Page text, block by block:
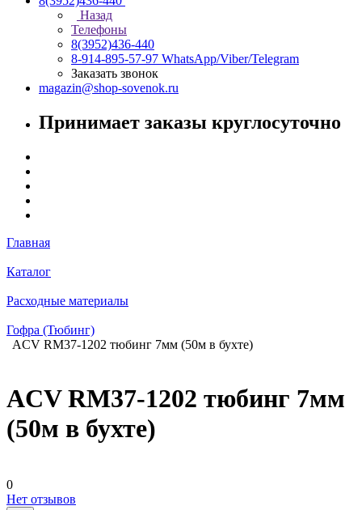
Назад
Телефоны
8(3952)436-440
8-914-895-57-97 WhatsApp/Viber/Telegram
Заказать звонок
magazin@shop-sovenok.ru
Принимает заказы круглосуточно
Главная
Каталог
Расходные материалы
Гофра (Тюбинг)
ACV RM37-1202 тюбинг 7мм (50м в бухте)
ACV RM37-1202 тюбинг 7мм
(50м в бухте)
0
Нет отзывов